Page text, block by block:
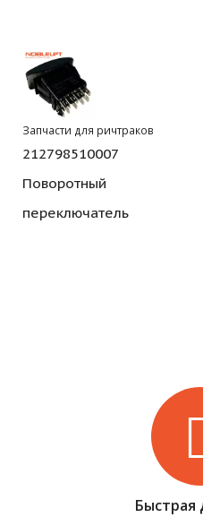
Запчасти для ричтраков
212798510007
Поворотный
переключатель
Быстрая